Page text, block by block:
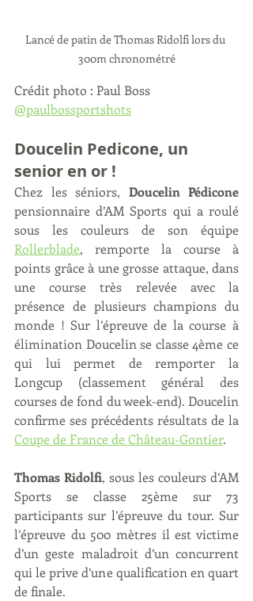
Lancé de patin de Thomas Ridolfi lors du
300m chronométré
Crédit photo : Paul Boss
@paulbossportshots
Doucelin Pedicone, un
senior en or !
Chez les séniors, Doucelin Pédicone
pensionnaire d’AM Sports qui a roulé
Rollerblade, remporte la course à
points grâce à une grosse attaque, dans
une course très relevée avec la
présence de plusieurs champions du
monde ! Sur l’épreuve de la course à
élimination Doucelin se classe 4ème ce
qui lui permet de remporter la
Longcup (classement général des
courses de fond du week-end). Doucelin
Coupe de France de Château-Gontier.
Thomas Ridolfi, sous les couleurs d’AM
Sports se classe 25ème sur 73
participants sur l’épreuve du tour. Sur
l’épreuve du 500 mètres il est victime
d’un geste maladroit d’un concurrent
qui le prive d’une qualification en quart
de finale.